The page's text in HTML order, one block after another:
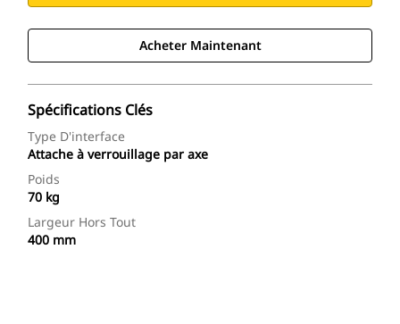
Acheter Maintenant
Spécifications Clés
Type D'interface
Attache à verrouillage par axe
Poids
70 kg
Largeur Hors Tout
400 mm